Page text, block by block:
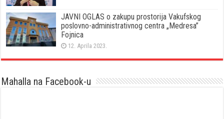
JAVNI OGLAS o zakupu prostorija Vakufskog
poslovno-administrativnog centra „Medresa”
Fojnica
12. Aprila 2023.
Mahalla na Facebook-u